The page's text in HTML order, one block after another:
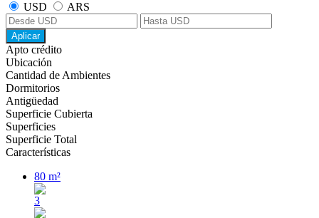
USD
ARS
Aplicar
Apto crédito
Ubicación
Cantidad de Ambientes
Dormitorios
Antigüedad
Superficie Cubierta
Superficies
Superficie Total
Características
80 m²
3